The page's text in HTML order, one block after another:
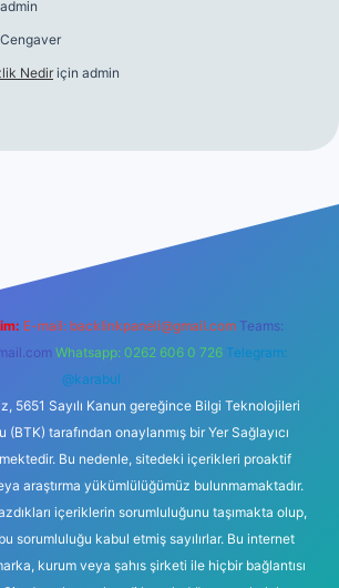
admin
Cengaver
Nedir için admin
elexbetgiris.org
E-mail: backlinkpaneli@gmail.com Teams:
Whatsapp: 0262 606 0 726 Telegram:
@karabul
5651 Sayılı Kanun gereğince Bilgi Teknolojileri
(BTK) tarafından onaylanmış bir Yer Sağlayıcı
Bu nedenle, sitedeki içerikleri proaktif
araştırma yükümlülüğümüz bulunmamaktadır.
içeriklerin sorumluluğunu taşımakta olup,
sorumluluğu kabul etmiş sayılırlar. Bu internet
kurum veya şahıs şirketi ile hiçbir bağlantısı